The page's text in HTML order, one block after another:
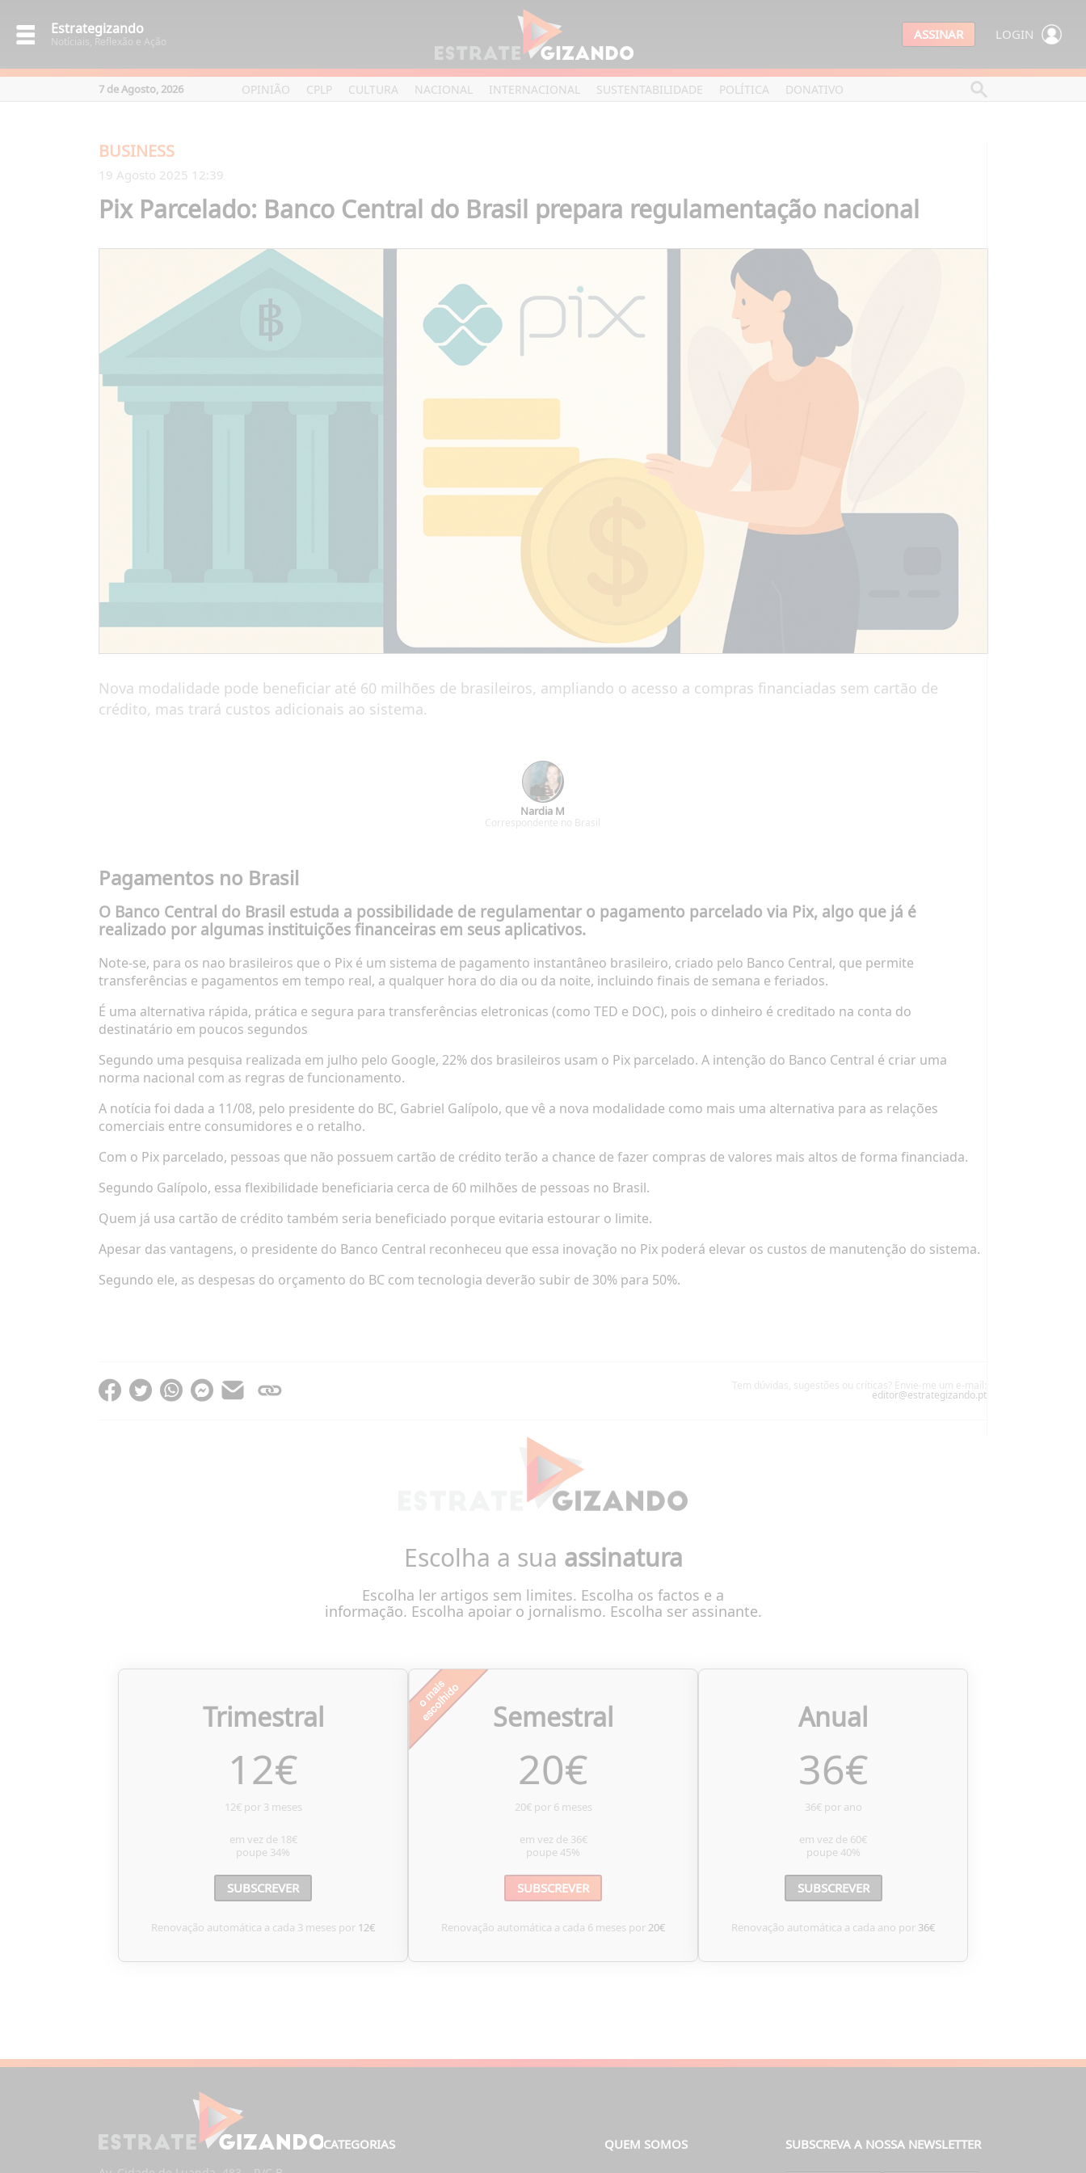
Estrategizando
Notíciais, Reflexão e Ação ASSINAR LOGIN
7 de Agosto, 2026 OPINIÃO CPLP CULTURA NACIONAL INTERNACIONAL SUSTENTABILIDADE POLÍTICA DONATIVO
BUSINESS
19 Agosto 2025 12:39
Pix Parcelado: Banco Central do Brasil prepara regulamentação nacional
Nova modalidade pode beneficiar até 60 milhões de brasileiros, ampliando o acesso a compras financiadas sem cartão de
crédito, mas trará custos adicionais ao sistema.
Nardia M
Correspondente no Brasil
Pagamentos no Brasil
O Banco Central do Brasil estuda a possibilidade de regulamentar o pagamento parcelado via Pix, algo que já é
realizado por algumas instituições financeiras em seus aplicativos.
Note-se, para os nao brasileiros que o Pix é um sistema de pagamento instantâneo brasileiro, criado pelo Banco Central, que permite
transferências e pagamentos em tempo real, a qualquer hora do dia ou da noite, incluindo finais de semana e feriados.
É uma alternativa rápida, prática e segura para transferências eletronicas (como TED e DOC), pois o dinheiro é creditado na conta do
destinatário em poucos segundos
Segundo uma pesquisa realizada em julho pelo Google, 22% dos brasileiros usam o Pix parcelado. A intenção do Banco Central é criar uma
norma nacional com as regras de funcionamento.
A notícia foi dada a 11/08, pelo presidente do BC, Gabriel Galípolo, que vê a nova modalidade como mais uma alternativa para as relações
comerciais entre consumidores e o retalho.
Com o Pix parcelado, pessoas que não possuem cartão de crédito terão a chance de fazer compras de valores mais altos de forma financiada.
Segundo Galípolo, essa flexibilidade beneficiaria cerca de 60 milhões de pessoas no Brasil.
Quem já usa cartão de crédito também seria beneficiado porque evitaria estourar o limite.
Apesar das vantagens, o presidente do Banco Central reconheceu que essa inovação no Pix poderá elevar os custos de manutenção do sistema.
Segundo ele, as despesas do orçamento do BC com tecnologia deverão subir de 30% para 50%.
Tem dúvidas, sugestões ou críticas? Envie-me um e-mail:
editor@estrategizando.pt
Escolha a sua assinatura
Escolha ler artigos sem limites. Escolha os factos e a
informação. Escolha apoiar o jornalismo. Escolha ser assinante.
Trimestral
12€
12€ por 3 meses
em vez de 18€
poupe 34%
SUBSCREVER
Renovação automática a cada 3 meses por 12€
Semestral
20€
20€ por 6 meses
em vez de 36€
poupe45%
SUBSCREVER
Renovação automática a cada 6 meses por20€
Anual
36€
36€ por ano
em vez de 60€
poupe40%
SUBSCREVER
Renovação automática a cada ano por36€
CATEGORIAS QUEM SOMOS SUBSCREVA A NOSSA NEWSLETTER